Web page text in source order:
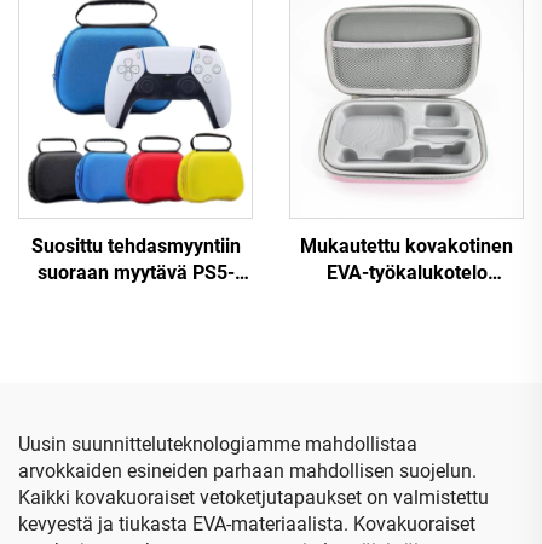
kantokelpoinen ja
vedenpitävä USB-
tallennustasku
työkalukotelo
Suosittu tehdasmyyntiin
suoraan myytävä PS5-
Mukautettu kovakotinen
EVA-työkalukotelo
Uusin suunnitteluteknologiamme mahdollistaa
arvokkaiden esineiden parhaan mahdollisen suojelun.
Kaikki kovakuoraiset vetoketjutapaukset on valmistettu
kevyestä ja tiukasta EVA-materiaalista. Kovakuoraiset